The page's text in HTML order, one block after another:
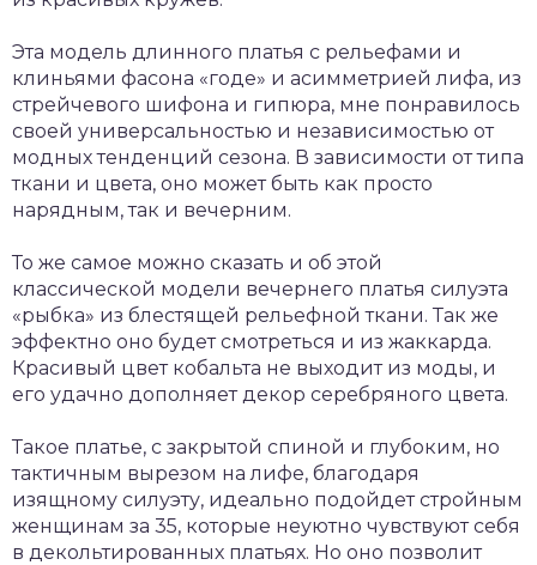
Эта модель длинного платья с рельефами и
клиньями фасона «годе» и асимметрией лифа, из
стрейчевого шифона и гипюра, мне понравилось
своей универсальностью и независимостью от
модных тенденций сезона. В зависимости от типа
ткани и цвета, оно может быть как просто
нарядным, так и вечерним.
То же самое можно сказать и об этой
классической модели вечернего платья силуэта
«рыбка» из блестящей рельефной ткани. Так же
эффектно оно будет смотреться и из жаккарда.
Красивый цвет кобальта не выходит из моды, и
его удачно дополняет декор серебряного цвета.
Такое платье, с закрытой спиной и глубоким, но
тактичным вырезом на лифе, благодаря
изящному силуэту, идеально подойдет стройным
женщинам за 35, которые неуютно чувствуют себя
в декольтированных платьях. Но оно позволит